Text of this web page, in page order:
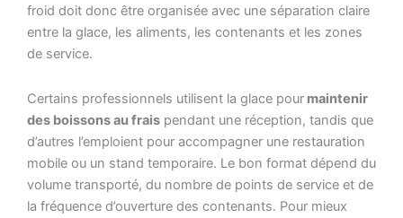
froid doit donc être organisée avec une séparation claire
entre la glace, les aliments, les contenants et les zones
de service.
Certains professionnels utilisent la glace pour maintenir
des boissons au frais pendant une réception, tandis que
d’autres l’emploient pour accompagner une restauration
mobile ou un stand temporaire. Le bon format dépend du
volume transporté, du nombre de points de service et de
la fréquence d’ouverture des contenants. Pour mieux